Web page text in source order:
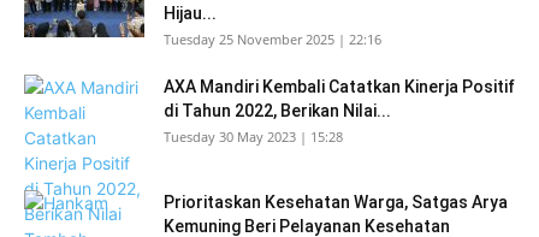
Hijau...
Tuesday 25 November 2025 | 22:16
AXA Mandiri Kembali Catatkan Kinerja Positif
di Tahun 2022, Berikan Nilai...
Tuesday 30 May 2023 | 15:28
Prioritaskan Kesehatan Warga, Satgas Arya
Kemuning Beri Pelayanan Kesehatan